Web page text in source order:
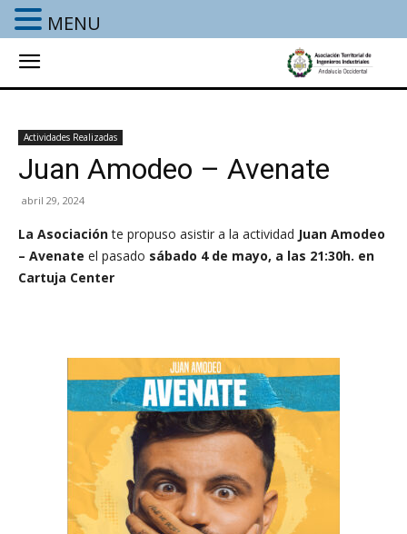
Actividades Realizadas
Juan Amodeo – Avenate
abril 29, 2024
La Asociaciónte propuso asistir a la actividad Juan Amodeo
– Avenate el pasado sábado 4 de mayo, a las 21:30h. en
Cartuja Center
MENU